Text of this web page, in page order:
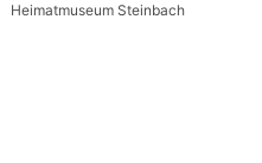
Heimatmuseum Steinbach